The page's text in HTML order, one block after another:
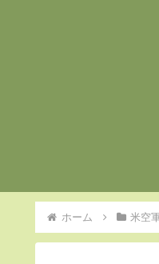
ホーム 米空